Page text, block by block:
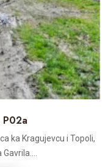
P02a
ka Kragujevcu i Topoli,